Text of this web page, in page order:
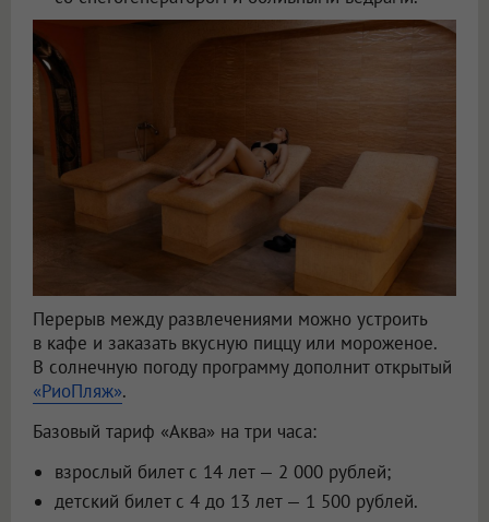
Перерыв между развлечениями можно устроить
в кафе и заказать вкусную пиццу или мороженое.
В солнечную погоду программу дополнит открытый
«РиоПляж».
Базовый тариф «Аква» на три часа:
взрослый билет с 14 лет — 2 000 рублей;
детский билет с 4 до 13 лет — 1 500 рублей.